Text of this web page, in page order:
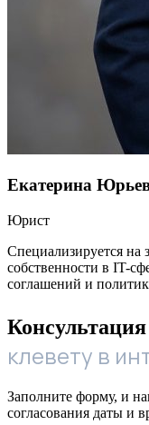
Екатерина
Юрист
Специализируется на
собственности в IT-
соглашений и
клевету в
Заполните форму, и
согласования даты и